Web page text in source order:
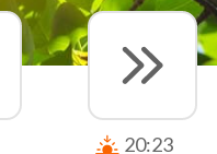
20:23